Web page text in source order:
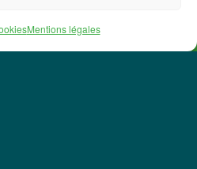
Mentions légales
24 70 28